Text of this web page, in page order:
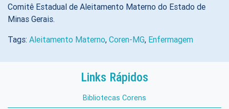
Comitê Estadual de Aleitamento Materno do Estado de
Minas Gerais.
Tags: Aleitamento Materno, Coren-MG, Enfermagem
Links Rápidos
Bibliotecas Corens